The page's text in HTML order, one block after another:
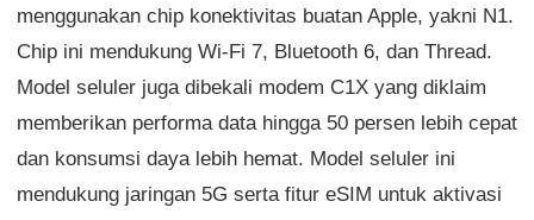
menggunakan chip konektivitas buatan Apple, yakni N1.
Chip ini mendukung Wi-Fi 7, Bluetooth 6, dan Thread.
Model seluler juga dibekali modem C1X yang diklaim
memberikan performa data hingga 50 persen lebih cepat
dan konsumsi daya lebih hemat. Model seluler ini
mendukung jaringan 5G serta fitur eSIM untuk aktivasi